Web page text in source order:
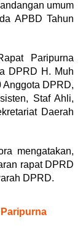
umum
APBD Tahun
Paripurna
DPRD H. Muh
DPRD,
Staf Ahli,
Daerah
mengatakan,
rapat DPRD
DPRD.
Paripurna